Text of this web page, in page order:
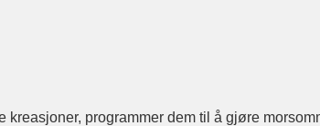
kreasjoner, programmer dem til å gjøre